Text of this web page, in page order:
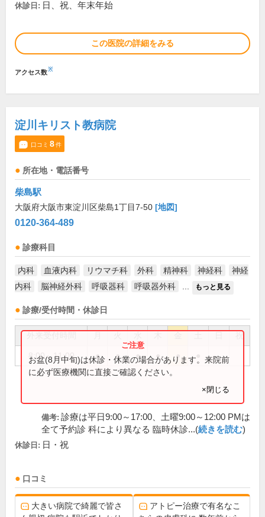
休診日: 日、祝、年末年始
この医院の詳細をみる
アクセス数※
淀川キリスト教病院
口コミ 8件
所在地・電話番号
柴島駅
大阪府大阪市東淀川区柴島1丁目7-50 [地図]
0120-364-489
診療科目
内科 血液内科 リウマチ科 外科 精神科 神経科
神経
内科
脳神経外科 呼吸器科 呼吸器外科 もっと見る
診療/受付時間・休診日
祝
8:00～11:00 ● ● ● ● ●
お盆(8月中旬)は休診・休業の場合があります。来院前
に必ず医療機関に直接ご確認ください。
×閉じる
備考: 診療は平日9:00～17:00、土曜9:00～12:00 PMは
全て予約診 科により異なる 臨時休診...(続きを読む)
休診日: 日・祝
口コミ
大きい病院で綺麗で皆さ
アトピー治療で有名なこ